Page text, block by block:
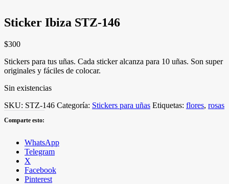
Sticker Ibiza STZ-146
$300
Stickers para tus uñas. Cada sticker alcanza para 10 uñas. Son super
originales y fáciles de colocar.
Sin existencias
SKU: STZ-146 Categoría: Stickers para uñas Etiquetas: flores, rosas
Comparte esto:
WhatsApp
Telegram
X
Facebook
Pinterest